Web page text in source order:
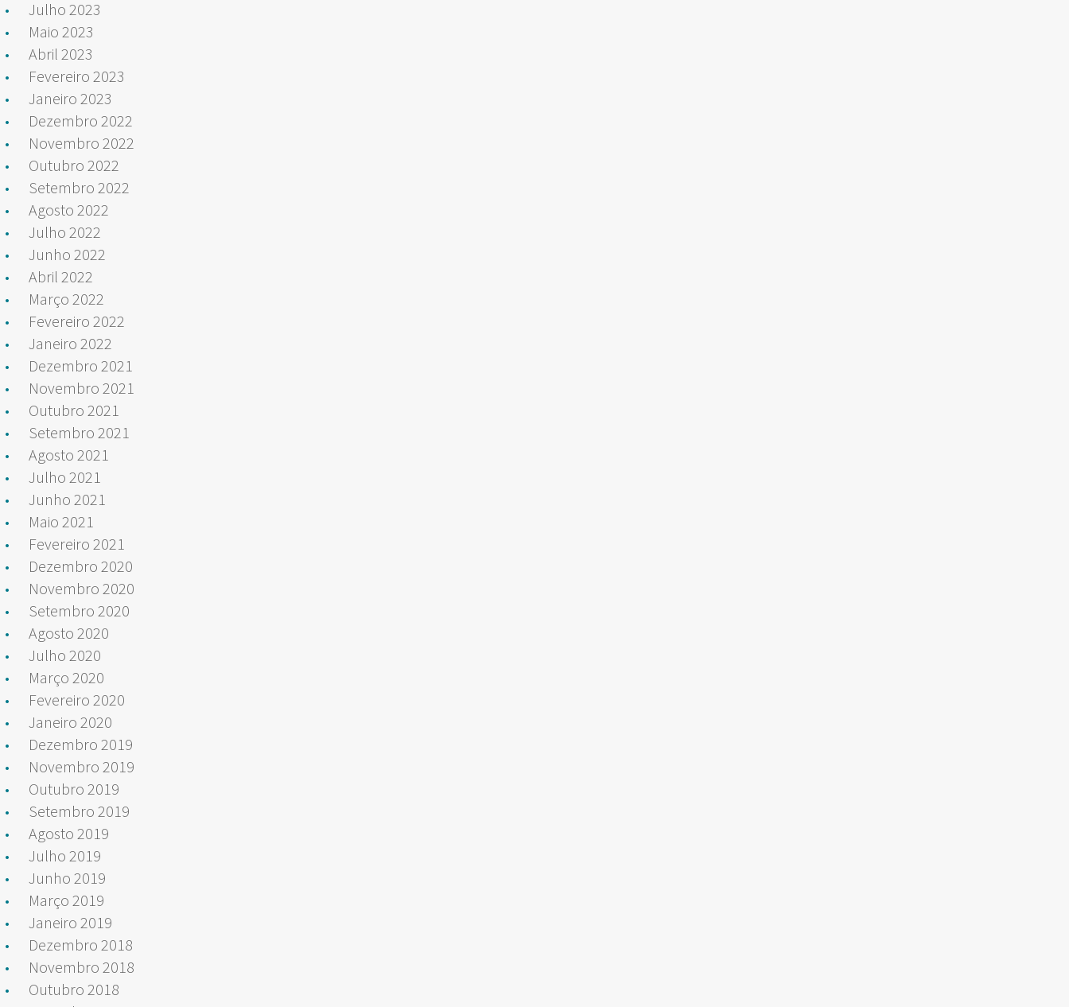
Julho 2023
Maio 2023
Abril 2023
Fevereiro 2023
Janeiro 2023
Dezembro 2022
Novembro 2022
Outubro 2022
Setembro 2022
Agosto 2022
Julho 2022
Junho 2022
Abril 2022
Março 2022
Fevereiro 2022
Janeiro 2022
Dezembro 2021
Novembro 2021
Outubro 2021
Setembro 2021
Agosto 2021
Julho 2021
Junho 2021
Maio 2021
Fevereiro 2021
Dezembro 2020
Novembro 2020
Setembro 2020
Agosto 2020
Julho 2020
Março 2020
Fevereiro 2020
Janeiro 2020
Dezembro 2019
Novembro 2019
Outubro 2019
Setembro 2019
Agosto 2019
Julho 2019
Junho 2019
Março 2019
Janeiro 2019
Dezembro 2018
Novembro 2018
Outubro 2018